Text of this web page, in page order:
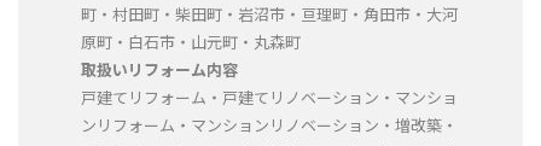
町・村田町・柴田町・岩沼市・亘理町・角田市・大河
原町・白石市・山元町・丸森町
取扱いリフォーム内容
戸建てリフォーム・戸建てリノベーション・マンショ
ンリフォーム・マンションリノベーション・増改築・